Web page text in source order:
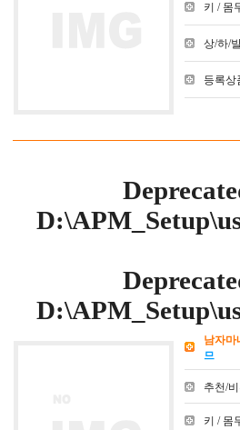
키 / 몸
상/하/
등록상
남자마
므
추천/
키 / 몸